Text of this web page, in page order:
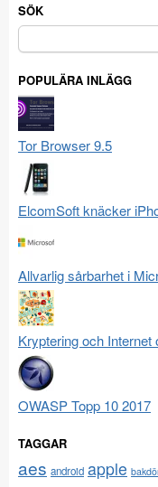
SÖK
Sök
efter:
POPULÄRA INLÄGG
Tor Browser 9.5
ElcomSoft knäcker
Allvarlig sårbarhet i
Kryptering och
OWASP Topp 10 2017
TAGGAR
aes android apple